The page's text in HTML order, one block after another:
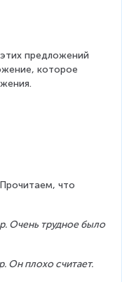
предложений
которое
что
Очень трудное было
Он плохо считает.